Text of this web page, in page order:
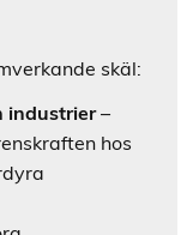
skäl:
industrier–
hos